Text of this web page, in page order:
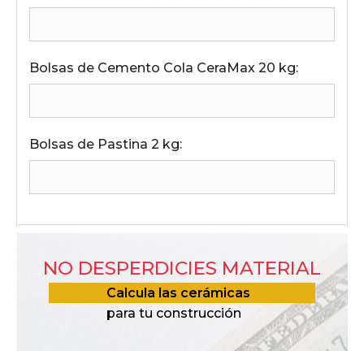
Bolsas de Cemento Cola CeraMax 20 kg:
Bolsas de Pastina 2 kg:
NO DESPERDICIES MATERIAL
Calcula las cerámicas
para tu construcción